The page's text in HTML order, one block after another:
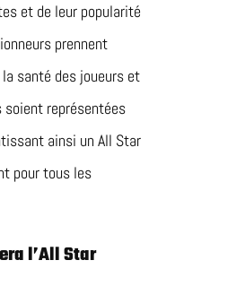
et de leur popularité
prennent
santé des joueurs et
soient représentées
ainsi un All Star
pour tous les
l’All Star